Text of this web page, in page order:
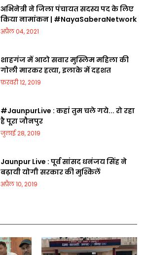
अभिनेत्री ने जिला पंचायत सदस्य पद के लिए
किया नामांकन | #NayaSaberaNetwork
अप्रैल 04, 2021
शाहगंज में आटो सवार मुस्लिम महिला की
गोली मारकर हत्या, इलाके में दहशत
फ़रवरी 12, 2019
#JaunpurLive : कहां तुम चले गये... रो रहा
है पूरा जौनपुर
जुलाई 28, 2019
Jaunpur Live : पूर्व सांसद धनंजय सिंह ने
बढ़ायी योगी सरकार की मुश्किलें
अप्रैल 10, 2019